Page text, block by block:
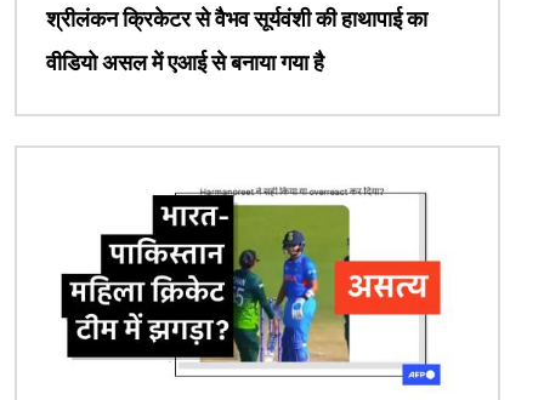
श्रीलंकन क्रिकेटर से वैभव सूर्यवंशी की हाथापाई का
वीडियो असल में एआई से बनाया गया है